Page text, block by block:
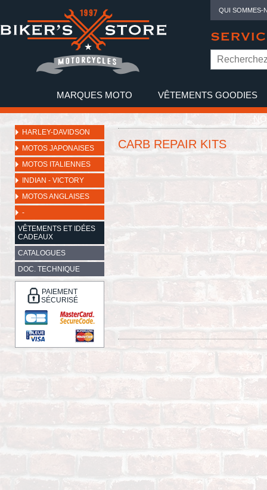
QUI SOMMES-
MARQUES MOTO VÊTEMENTS GOODIES
HARLEY-DAVIDSON
MOTOS JAPONAISES
MOTOS ITALIENNES
INDIAN - VICTORY
MOTOS ANGLAISES
-
VÊTEMENTS ET IDÉES
CADEAUX
CATALOGUES
DOC. TECHNIQUE
PAIEMENT
SÉCURISÉ
CARB REPAIR KITS